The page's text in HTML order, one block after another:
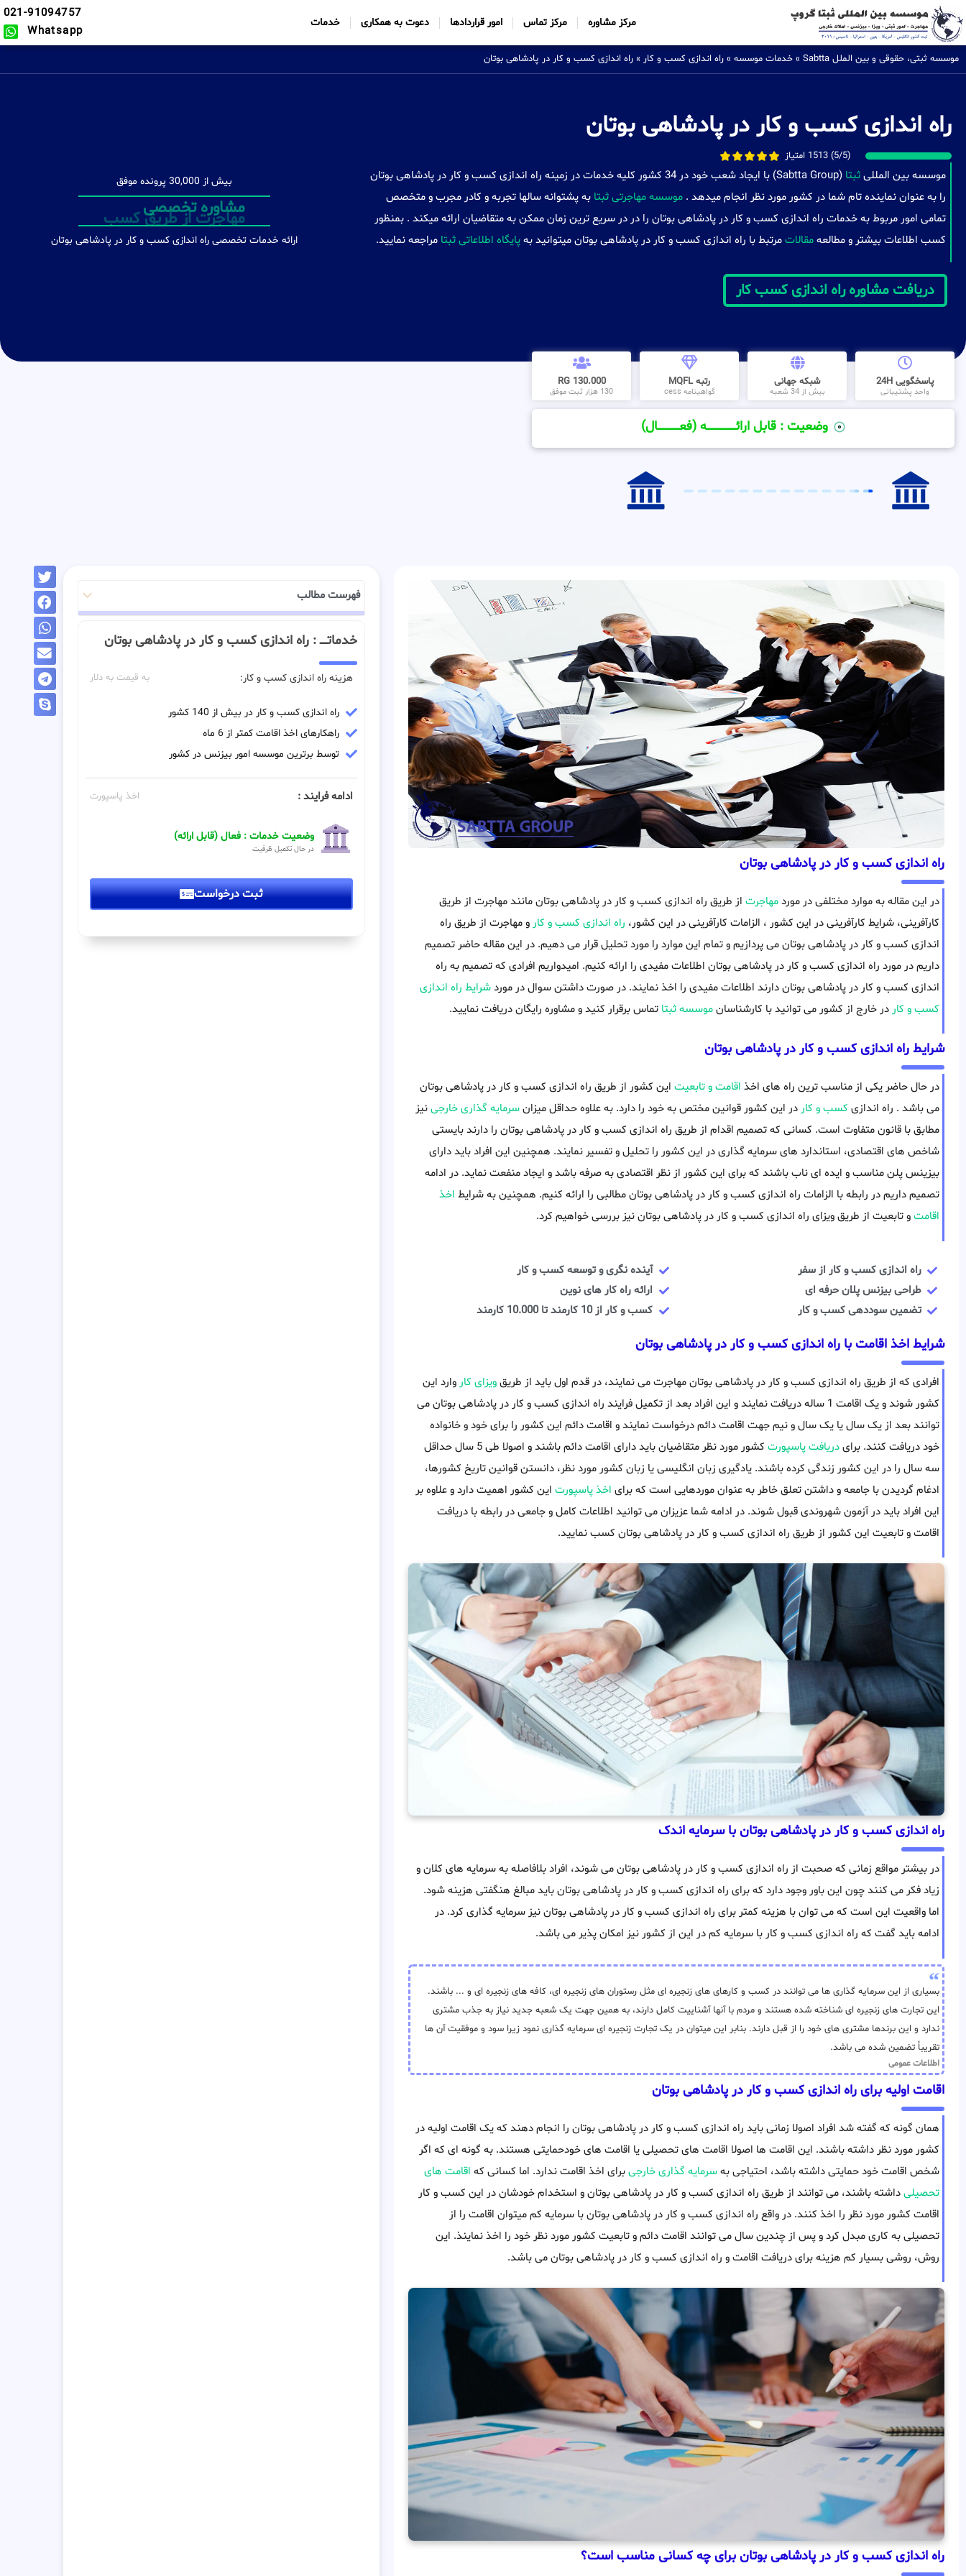
مرکز مشاوره مرکز تماس امور قراردادها دعوت به همکاری خدمات
021-91094757
Whatsapp
موسسه ثبتی، حقوقی و بین الملل Sabtta » خدمات موسسه » راه اندازی کسب و کار » راه اندازی کسب و کار در پادشاهی بوتان
راه اندازی کسب و کار در پادشاهی بوتان
(5/5) 1513 امتیاز
موسسه بین المللیثبتا
(Sabtta Group) با ایجاد شعب خود در 34 کشور کلیه خدمات در زمینه راه اندازی کسب و کار در پادشاهی بوتان
را به عنوان نماینده تام شما در کشور مورد نظر انجام میدهد . موسسه مهاجرتی ثبتا به پشتوانه سالها تجربه و کادر مجرب و متخصص
تمامی امور مربوط به خدمات راه اندازی کسب و کار در پادشاهی بوتان را در در سریع ترین زمان ممکن به متقاضیان ارائه میکند . بمنظور
کسب اطلاعات بیشتر و مطالعهمقالاتمرتبط با راه اندازی کسب و کار در پادشاهی بوتان میتوانید بهپایگاه اطلاعاتی ثبتا مراجعه نمایید.
دریافت مشاوره راه اندازی کسب کار
بیش از 30,000 پرونده موفق
مشاوره تخصصی
ارائه خدمات تخصصی راه اندازی کسب و کار در پادشاهی بوتان
پاسخگویی 24H
واحد پشتیبانی
شبکه جهانی
بیش از 34 شعبه
رتبه MQFL
گواهینامه cess
130.000 RG
130 هزار ثبت موفق
وضعیت : قابل ارائــــــــــــــــــــه (فعـــــــــــــــال)
راه اندازی کسب و کار در پادشاهی بوتان
در این مقاله به موارد مختلفی در موردمهاجرت از طریق راه اندازی کسب و کار در پادشاهی بوتان مانند مهاجرت از طریق
کارآفرینی، شرایط کارآفرینی در این کشور ، الزامات کارآفرینی در این کشور، راه اندازی کسب و کار و مهاجرت از طریق راه
اندازی کسب و کار در پادشاهی بوتان می پردازیم و تمام این موارد را مورد تحلیل قرار می دهیم. در این مقاله حاضر تصمیم
داریم در مورد راه اندازی کسب و کار در پادشاهی بوتان اطلاعات مفیدی را ارائه کنیم. امیدواریم افرادی که تصمیم به راه
اندازی کسب و کار در پادشاهی بوتان دارند اطلاعات مفیدی را اخذ نمایند. در صورت داشتن سوال در موردشرایط راه اندازی
کسب و کار در خارج از کشور می توانید با کارشناسانموسسه ثبتا تماس برقرار کنید و مشاوره رایگان دریافت نمایید.
شرایط راه اندازی کسب و کار در پادشاهی بوتان
در حال حاضر یکی از مناسب ترین راه های اخذ اقامت و تابعیت این کشور از طریق راه اندازی کسب و کار در پادشاهی بوتان
می باشد . راه اندازی کسب و کاردر این کشور قوانین مختص به خود را دارد. به علاوه حداقل میزانسرمایه گذاری خارجینیز
مطابق با قانون متفاوت است. کسانی که تصمیم اقدام از طریق راه اندازی کسب و کار در پادشاهی بوتان را دارند بایستی
شاخص های اقتصادی، استاندارد های سرمایه گذاری در این کشور را تحلیل و تفسیر نمایند. همچنین این افراد باید دارای
بیزینس پلن مناسب و ایده ای ناب باشند که برای این کشور از نظر اقتصادی به صرفه باشد و ایجاد منفعت نماید. در ادامه
تصمیم داریم در رابطه با الزامات راه اندازی کسب و کار در پادشاهی بوتان مطالبی را ارائه کنیم. همچنین به شرایط اخذ
اقامتو تابعیت از طریق ویزای راه اندازی کسب و کار در پادشاهی بوتان نیز بررسی خواهیم کرد.
راه اندازی کسب و کار از سفر
طراحی بیزنس پلان حرفه ای
تضمین سوددهی کسب و کار
آینده نگری و توسعه کسب و کار
ارائه راه کار های نوین
کسب و کار از 10 کارمند تا 10.000 کارمند
شرایط اخذ اقامت با راه اندازی کسب و کار در پادشاهی بوتان
افرادی که از طریق راه اندازی کسب و کار در پادشاهی بوتان مهاجرت می نمایند، در قدم اول باید از طریقویزای کار وارد این
کشور شوند و یک اقامت 1 ساله دریافت نمایند و این افراد بعد از تکمیل فرایند راه اندازی کسب و کار در پادشاهی بوتان می
توانند بعد از یک سال یا یک سال و نیم جهت اقامت دائم درخواست نمایند و اقامت دائم این کشور را برای خود و خانواده
خود دریافت کنند. برایدریافت پاسپورت
کشور مورد نظر متقاضیان باید دارای اقامت دائم باشند و اصولا طی 5 سال حداقل
سه سال را در این کشور زندگی کرده باشند. یادگیری زبان انگلیسی یا زبان کشور مورد نظر، دانستن قوانین تاریخ کشورها،
ادغام گردیدن با جامعه و داشتن تعلق خاطر به عنوان موردهایی است که برای اخذ پاسپورت این کشور اهمیت دارد و علاوه بر
این افراد باید در آزمون شهروندی قبول شوند. در ادامه شما عزیزان می توانید اطلاعات کامل و جامعی در رابطه با دریافت
اقامت و تابعیت این کشور از طریق راه اندازی کسب و کار در پادشاهی بوتان کسب نمایید.
راه اندازی کسب و کار در پادشاهی بوتان با سرمایه اندک
در بیشتر مواقع زمانی که صحبت از راه اندازی کسب و کار در پادشاهی بوتان می شوند، افراد بلافاصله به سرمایه های کلان و
زیاد فکر می کنند چون این باور وجود دارد که برای راه اندازی کسب و کار در پادشاهی بوتان باید مبالغ هنگفتی هزینه شود.
اما واقعیت این است که می توان با هزینه کمتر برای راه اندازی کسب و کار در پادشاهی بوتان نیز سرمایه گذاری کرد. در
ادامه باید گفت که راه اندازی کسب و کار با سرمایه کم در این از کشور نیز امکان پذیر می باشد.
بسیاری از این سرمایه گذاری ها می توانند در کسب و کارهای های زنجیره ای مثل رستوران های زنجیره ای، کافه های زنجیره ای و ... باشند.
این تجارت های زنجیره ای شناخته شده هستند و مردم با آنها آشناییت کامل دارند، به همین جهت یک شعبه جدید نیاز به جذب مشتری
ندارد و این برندها مشتری های خود را از قبل دارند. بنابر این میتوان در یک تجارت زنجیره ای سرمایه گذاری نمود زیرا سود و موفقیت آن ها
تقریباً تضمین شده می باشد.
اطلاعات عمومی
اقامت اولیه برای راه اندازی کسب و کار در پادشاهی بوتان
همان گونه که گفته شد افراد اصولا زمانی باید راه اندازی کسب و کار در پادشاهی بوتان را انجام دهند که یک اقامت اولیه در
کشور مورد نظر داشته باشند. این اقامت ها اصولا اقامت های تحصیلی یا اقامت های خودحمایتی هستند. به گونه ای که اگر
شخص اقامت خود حمایتی داشته باشد، احتیاجی بهسرمایه گذاری خارجیبرای اخذ اقامت ندارد. اما کسانی که اقامت های
تحصیلیداشته باشند، می توانند از طریق راه اندازی کسب و کار در پادشاهی بوتان و استخدام خودشان در این کسب و کار
اقامت کشور مورد نظر را اخذ کنند. در واقع راه اندازی کسب و کار در پادشاهی بوتان با سرمایه کم میتوان اقامت را از
تحصیلی به کاری مبدل کرد و پس از چندین سال می توانند اقامت دائم و تابعیت کشور مورد نظر خود را اخذ نماینذ. این
روش، روشی بسیار کم هزینه برای دریافت اقامت و راه اندازی کسب و کار در پادشاهی بوتان می باشد.
راه اندازی کسب و کار در پادشاهی بوتان برای چه کسانی مناسب است؟
فهرست مطالب
خدماتـــــ : راه اندازی کسب و کار در پادشاهی بوتان
هزینه راه اندازی کسب و کار: به قیمت به دلار
راه اندازی کسب و کار در بیش از 140 کشور
راهکارهای اخذ اقامت کمتر از 6 ماه
توسط برترین موسسه امور بیزنس در کشور
ادامه فرایند : اخذ پاسپورت
وضعیت خدمات : فعال (قابل ارائه)
در حال تکمیل ظرفیت
ثبت درخواست